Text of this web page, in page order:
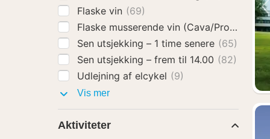
Flaske vin (69)
Flaske musserende vin (Cava/Prosecco)
Sen utsjekking – 1 time senere (65)
Sen utsjekking – frem til 14.00 (82)
Udlejning af elcykel (9)
Vis merHotelltillegg
Aktiviteter